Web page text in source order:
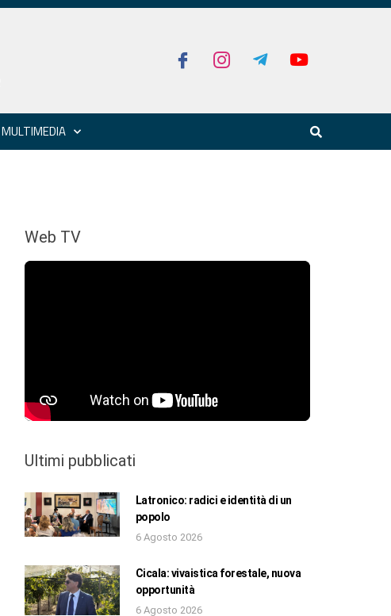
MULTIMEDIA
Web TV
Ultimi pubblicati
Latronico: radici e identità di un
popolo
6 Agosto 2026
Cicala: vivaistica forestale, nuova
opportunità
6 Agosto 2026